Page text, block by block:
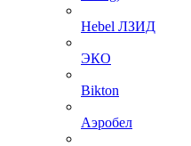
Hebel ЛЗИД
ЭКО
Bikton
Аэробел